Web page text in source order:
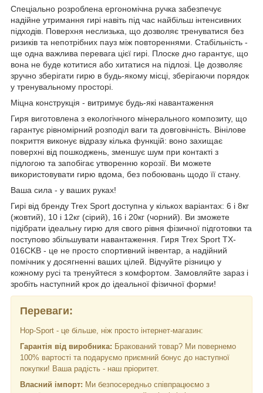
Спеціально розроблена ергономічна ручка забезпечує
надійне утримання гирі навіть під час найбільш інтенсивних
підходів. Поверхня неслизька, що дозволяє тренуватися без
ризиків та непотрібних пауз між повтореннями. Стабільність -
ще одна важлива перевага цієї гирі. Плоске дно гарантує, що
вона не буде котитися або хитатися на підлозі. Це дозволяє
зручно зберігати гирю в будь-якому місці, зберігаючи порядок
у тренувальному просторі.
Міцна конструкція - витримує будь-які навантаження
Гиря виготовлена з екологічного мінерального композиту, що
гарантує рівномірний розподіл ваги та довговічність. Вінілове
покриття виконує відразу кілька функцій: воно захищає
поверхні від пошкоджень, зменшує шум при контакті з
підлогою та запобігає утворенню корозії. Ви можете
використовувати гирю вдома, без побоювань щодо її стану.
Ваша сила - у ваших руках!
Гирі від бренду Trex Sport доступна у кількох варіантах: 6 і 8кг
(жовтий), 10 і 12кг (сірий), 16 і 20кг (чорний). Ви зможете
підібрати ідеальну гирю для свого рівня фізичної підготовки та
поступово збільшувати навантаження. Гиря Trex Sport TX-
016CKB - це не просто спортивний інвентар, а надійний
помічник у досягненні ваших цілей. Відчуйте різницю у
кожному русі та тренуйтеся з комфортом. Замовляйте зараз і
зробіть наступний крок до ідеальної фізичної форми!
Переваги:
Hop-Sport - це більше, ніж просто інтернет-магазин:
Гарантія від виробника: Бракований товар? Ми повернемо
100% вартості та подаруємо приємний бонус до наступної
покупки! Ваша радість - наш пріоритет.
Власний імпорт: Ми безпосередньо співпрацюємо з